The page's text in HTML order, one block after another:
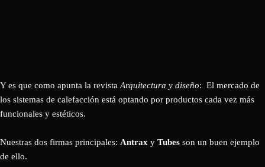
Y es que como apunta la revistaArquitectura y diseño: El mercado de
los sistemas de calefacción está optando por productos cada vez más
funcionales y estéticos.
Nuestras dos firmas principales: Antrax y Tubes son un buen ejemplo
de ello.